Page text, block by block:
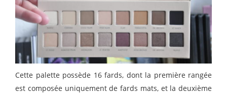
Cette palette possède 16 fards, dont la première rangée
est composée uniquement de fards mats, et la deuxième